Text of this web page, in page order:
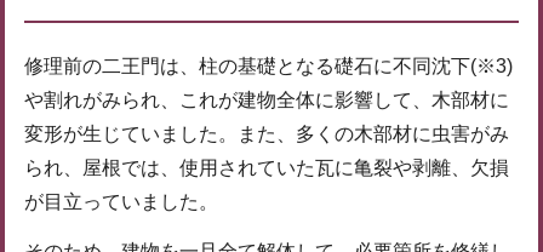
修理前の二王門は、柱の基礎となる礎石に不同沈下(※3)
や割れがみられ、これが建物全体に影響して、木部材に
変形が生じていました。また、多くの木部材に虫害がみ
られ、屋根では、使用されていた瓦に亀裂や剥離、欠損
が目立っていました。